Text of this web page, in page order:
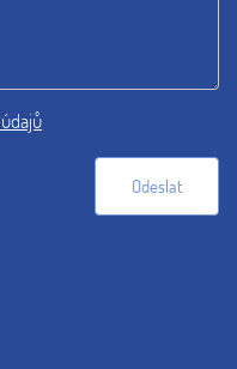
Odeslat